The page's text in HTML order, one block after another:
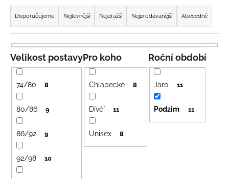
Ř
a
z
e
n
í
p
o
d
u
Doporučujeme Nejlevnější Nejdražší Nejprodávanější Abecedně
Pro koho
Chlapecké 8
Dívčí 11
Unisex 8
Roční období
Jaro 11
Podzim 11
Velikost postavy
74/80 8
80/86 9
86/92 9
92/98 10
HLEDAT
D
p